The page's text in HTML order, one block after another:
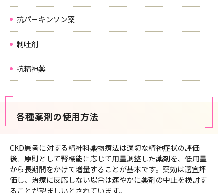
抗パーキンソン薬
制吐剤
抗精神薬
各種薬剤の使用方法
CKD患者に対する精神科薬物療法は適切な精神症状の評価
後、原則として腎機能に応じて用量調整した薬剤を、低用量
から長期間をかけて増量することが基本です。薬効は適宜評
価し、治療に反応しない場合は速やかに薬剤の中止を検討す
ることが望ましいとされています。